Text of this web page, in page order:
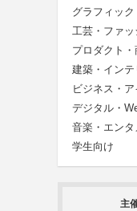
グラフィッ
工芸・ファ
プロダクト
建築・イン
ビジネス・
デジタル・
音楽・エン
学生向け
主